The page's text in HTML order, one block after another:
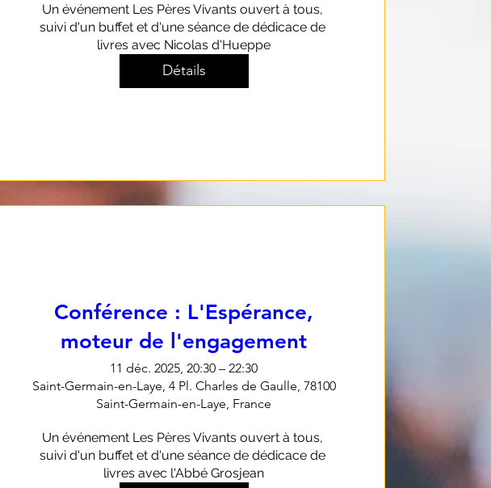
Un événement Les Pères Vivants ouvert à tous,
suivi d'un buffet et d'une séance de dédicace de
livres avec Nicolas d'Hueppe
Détails
Conférence : L'Espérance,
moteur de l'engagement
11 déc. 2025, 20:30 – 22:30
Saint-Germain-en-Laye, 4 Pl. Charles de Gaulle, 78100
Saint-Germain-en-Laye, France
Un événement Les Pères Vivants ouvert à tous,
suivi d'un buffet et d'une séance de dédicace de
livres avec l'Abbé Grosjean